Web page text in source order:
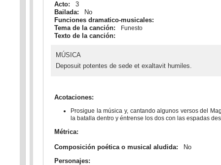
Acto:
3
Bailada:
No
Funciones dramatico-musicales:
Tema de la canción:
Funesto
Texto de la canción:
MÚSICA
Deposuit potentes de sede et exaltavit humiles.
Acotaciones:
Prosigue la música y, cantando algunos versos del
la batalla dentro y éntrense los dos con las espadas
Métrica:
Composición poética o musical aludida:
No
Personajes: